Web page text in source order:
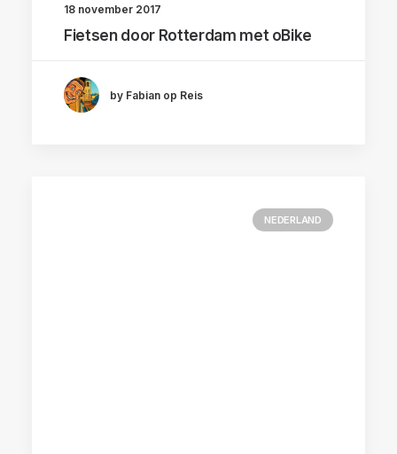
18 november 2017
Fietsen door Rotterdam met oBike
by Fabian op Reis
NEDERLAND